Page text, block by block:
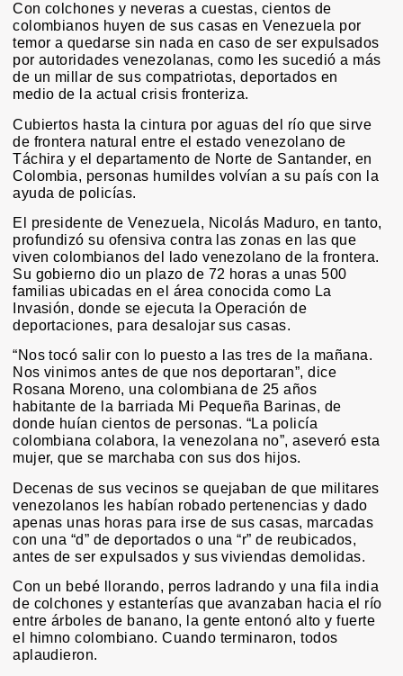
Con colchones y neveras a cuestas, cientos de
colombianos huyen de sus casas en Venezuela por
temor a quedarse sin nada en caso de ser expulsados
por autoridades venezolanas, como les sucedió a más
de un millar de sus compatriotas, deportados en
medio de la actual crisis fronteriza.
Cubiertos hasta la cintura por aguas del río que sirve
de frontera natural entre el estado venezolano de
Táchira y el departamento de Norte de Santander, en
Colombia, personas humildes volvían a su país con la
ayuda de policías.
El presidente de Venezuela, Nicolás Maduro, en tanto,
profundizó su ofensiva contra las zonas en las que
viven colombianos del lado venezolano de la frontera.
Su gobierno dio un plazo de 72 horas a unas 500
familias ubicadas en el área conocida como La
Invasión, donde se ejecuta la Operación de
deportaciones, para desalojar sus casas.
“Nos tocó salir con lo puesto a las tres de la mañana.
Nos vinimos antes de que nos deportaran”, dice
Rosana Moreno, una colombiana de 25 años
habitante de la barriada Mi Pequeña Barinas, de
donde huían cientos de personas. “La policía
colombiana colabora, la venezolana no”, aseveró esta
mujer, que se marchaba con sus dos hijos.
Decenas de sus vecinos se quejaban de que militares
venezolanos les habían robado pertenencias y dado
apenas unas horas para irse de sus casas, marcadas
con una “d” de deportados o una “r” de reubicados,
antes de ser expulsados y sus viviendas demolidas.
Con un bebé llorando, perros ladrando y una fila india
de colchones y estanterías que avanzaban hacia el río
entre árboles de banano, la gente entonó alto y fuerte
el himno colombiano. Cuando terminaron, todos
aplaudieron.